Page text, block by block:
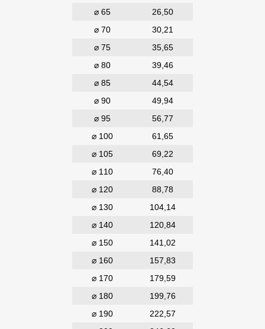
⌀ 65
26,50
⌀ 70
30,21
⌀ 75
35,65
⌀ 80
39,46
⌀ 85
44,54
⌀ 90
49,94
⌀ 95
56,77
⌀ 100
61,65
⌀ 105
69,22
⌀ 110
76,40
⌀ 120
88,78
⌀ 130
104,14
⌀ 140
120,84
⌀ 150
141,02
⌀ 160
157,83
⌀ 170
179,59
⌀ 180
199,76
⌀ 190
222,57